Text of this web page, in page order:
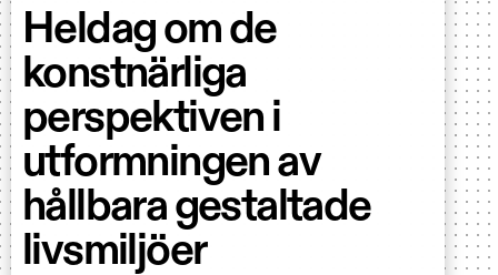
Heldag om de
konstnärliga
perspektiven i
utformningen av
hållbara gestaltade
livsmiljöer